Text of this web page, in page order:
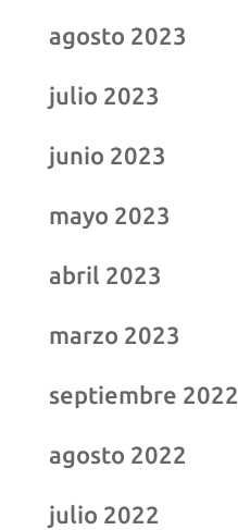
agosto 2023
julio 2023
junio 2023
mayo 2023
abril 2023
marzo 2023
septiembre 2022
agosto 2022
julio 2022